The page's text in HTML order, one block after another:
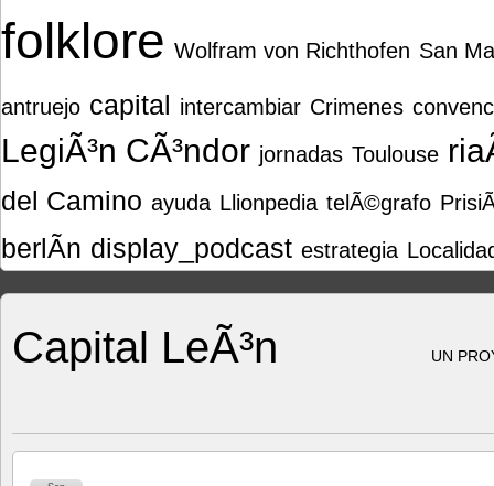
folklore Wolfram von Richthofen San
antruejo capital intercambiar Crimenes
LegiÃ³n CÃ³ndor jornadas Toulouse
del Camino ayuda Llionpedia telÃ©grafo
berlÃ­n display_podcast estrategia
Capital LeÃ³n UN